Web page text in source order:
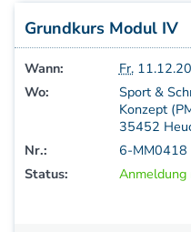
Fortbildung &
Kinesio-Sport-
PNE - Pain
Fortbildung -
Grundkurs Modul IV
Wann: Fr.
Wo:
Sport &
Konzept
35452
Nr.:
6-MM0418
Status:
Anmeldung